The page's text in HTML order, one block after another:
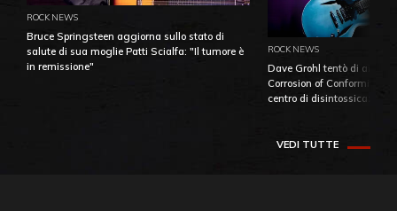
ROCK NEWS
Bruce Springsteen aggiorna sullo stato di
salute di sua moglie Patti Scialfa: "Il tumore è
in remissione"
ROCK NEWS
Dave Grohl tentò di
Corrosion of Conformity
centro di
VEDI TUTTE